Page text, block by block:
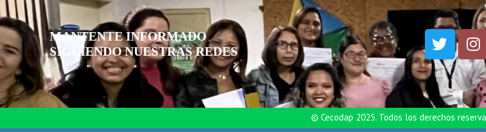
MANTENTE INFORMADO
SIGUIENDO NUESTRAS REDES
© Cecodap 2025. Todos los derechos